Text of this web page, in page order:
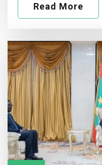
Read More